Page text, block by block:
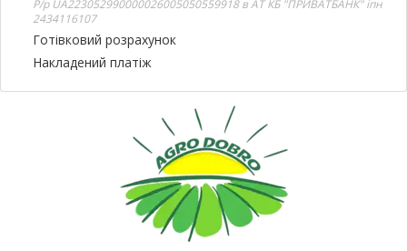
Р/р UA223052990000026005050559918 в АТ КБ "ПРИВАТБАНК" іпн
2434116107
Готівковий розрахунок
Накладений платіж